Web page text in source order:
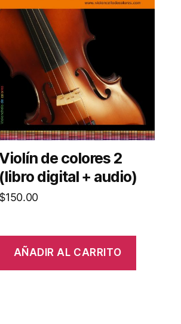
de colores 2
(libro digital + audio)
$150.00
AÑADIR AL CARRITO